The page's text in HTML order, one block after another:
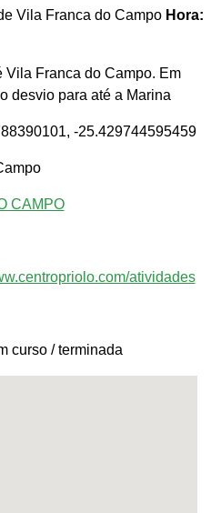
Vila Franca do Campo Hora:
Vila Franca do Campo. Em
desvio para até a Marina
-25.429744595459
CAMPO
atividades
curso / terminada